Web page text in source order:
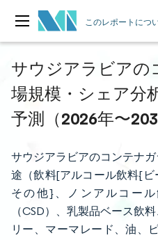
このレポートにつ
サウジアラビアの
場規模・シェア分
予測（2026年〜
サウジアラビアのコンテナ
途（飲料[アルコール飲料{ビ
その他}、ノンアルコー
（CSD）、乳製品ベース飲
リー、マーマレード、油、